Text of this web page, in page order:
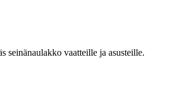
seinänaulakko vaatteille ja asusteille.